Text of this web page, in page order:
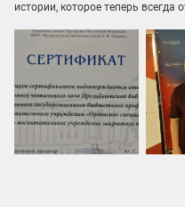
истории, которое теперь всегда